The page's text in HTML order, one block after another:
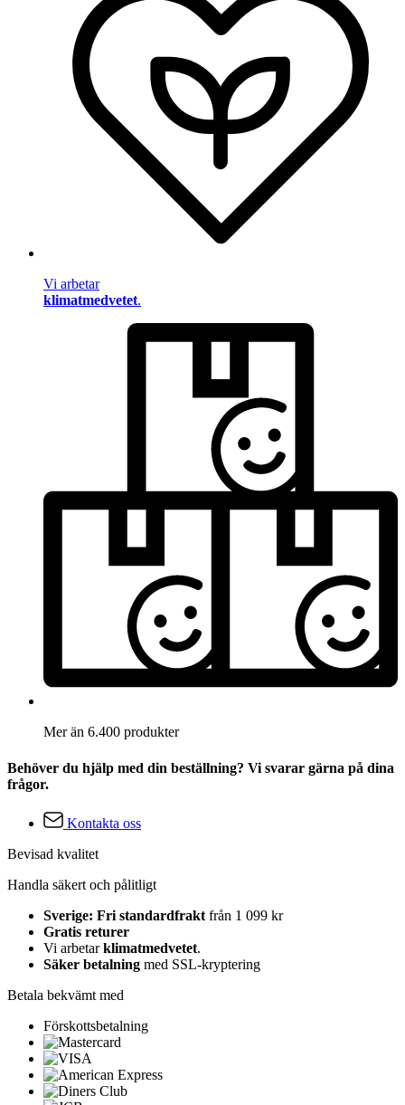
Vi arbetar
klimatmedvetet.
Mer än 6.400 produkter
Behöver du hjälp med din beställning? Vi svarar gärna på dina
frågor.
Kontakta oss
Bevisad kvalitet
Handla säkert och pålitligt
Sverige: Fri standardfrakt från 1 099 kr
Gratis returer
Vi arbetarklimatmedvetet.
Säker betalning med SSL-kryptering
Betala bekvämt med
Förskottsbetalning